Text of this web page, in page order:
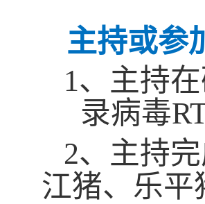
主持或参
1、 主持
录病毒R
2、 主持
江猪、乐平